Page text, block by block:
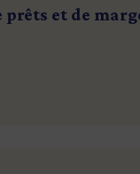
prêts et de